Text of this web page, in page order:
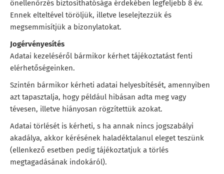
önellenőrzés biztosíthatósága érdekében legfeljebb 8 év.
Ennek elteltével töröljük, illetve leselejtezzük és
megsemmisítjük a bizonylatokat.
Jogérvényesítés
Adatai kezeléséről bármikor kérhet tájékoztatást fenti
elérhetőségeinken.
Szintén bármikor kérheti adatai helyesbítését, amennyiben
azt tapasztalja, hogy például hibásan adta meg vagy
tévesen, illetve hiányosan rögzítettük azokat.
Adatai törlését is kérheti, s ha annak nincs jogszabályi
akadálya, akkor kérésének haladéktalanul eleget teszünk
(ellenkező esetben pedig tájékoztatjuk a törlés
megtagadásának indokáról).